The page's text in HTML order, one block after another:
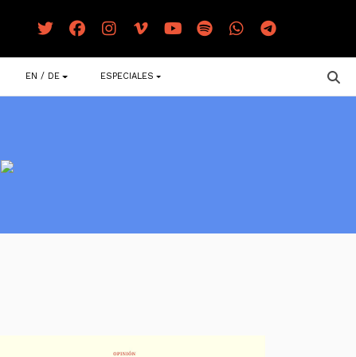
EN / DE ESPECIALES